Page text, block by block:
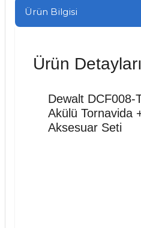
Ürün Bilgisi
Ürün Detayları
Dewalt DCF008-
Akülü Tornavida
Aksesuar Seti